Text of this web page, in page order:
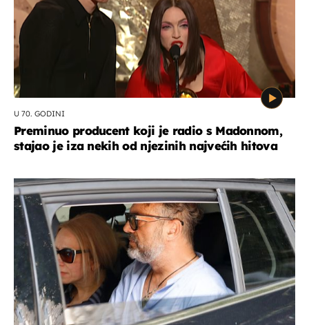
U 70. GODINI
Preminuo producent koji je radio s Madonnom,
stajao je iza nekih od njezinih najvećih hitova